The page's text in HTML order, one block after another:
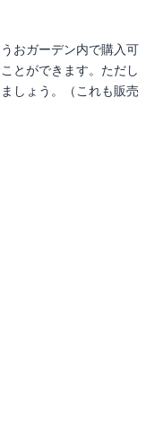
おガーデン内で購入可
とができます。ただし
しょう。（これも販売